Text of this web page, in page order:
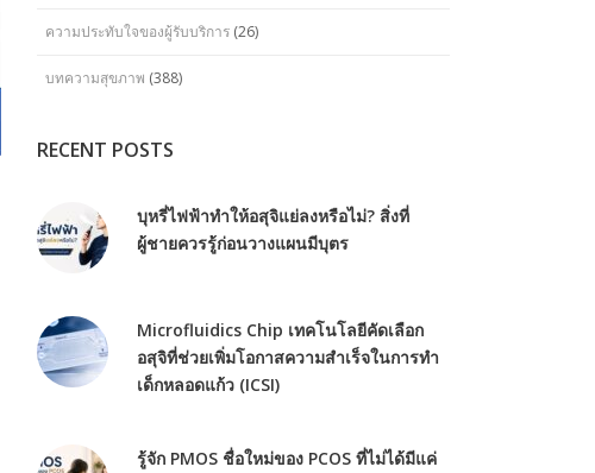
ความประทับใจของผู้รับบริการ (26)
บทความสุขภาพ (388)
RECENT POSTS
บุหรี่ไฟฟ้าทำให้อสุจิแย่ลงหรือไม่? สิ่งที่
ผู้ชายควรรู้ก่อนวางแผนมีบุตร
Microfluidics Chip เทคโนโลยีคัดเลือก
อสุจิที่ช่วยเพิ่มโอกาสความสำเร็จในการทำ
เด็กหลอดแก้ว (ICSI)
รู้จัก PMOS ชื่อใหม่ของ PCOS ที่ไม่ได้มีแค่